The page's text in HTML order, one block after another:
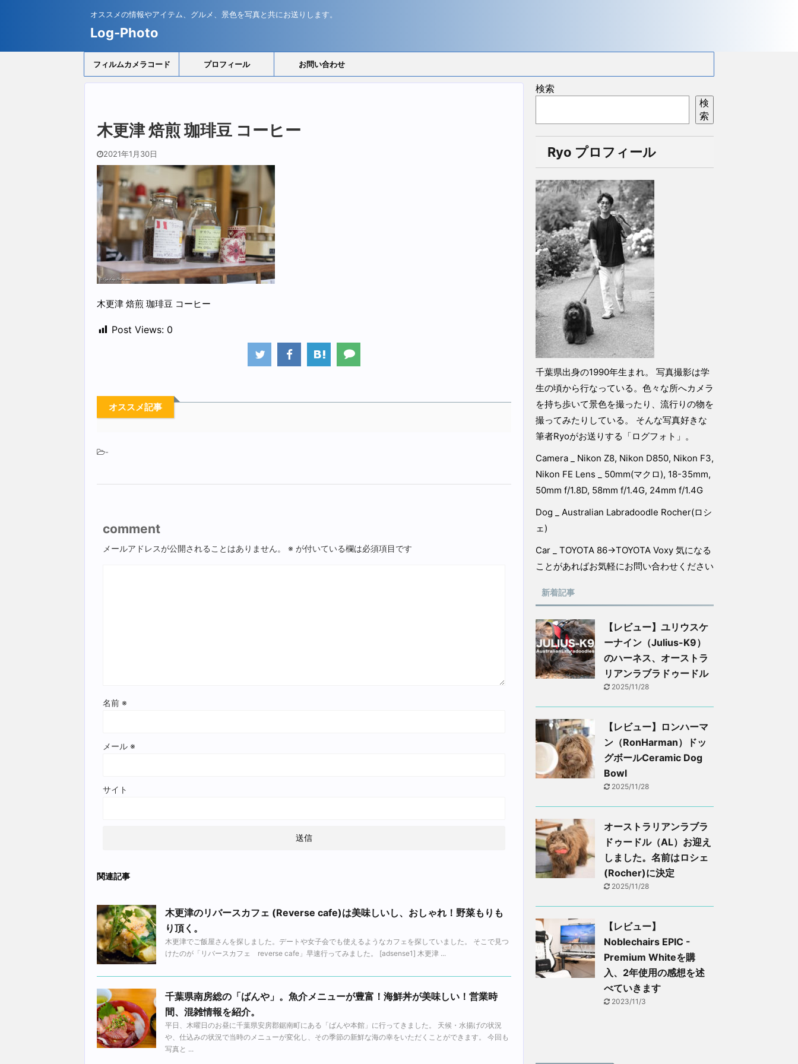
オススメの情報やアイテム、グルメ、景色を写真と共にお送りします。
Log-Photo
フィルムカメラコード プロフィール お問い合わせ
木更津 焙煎 珈琲豆 コーヒー
2021年1月30日
木更津 焙煎 珈琲豆 コーヒー
Post Views: 0
オススメ記事
-
comment
メールアドレスが公開されることはありません。 ※ が付いている欄は必須項目です
名前 ※
メール ※
サイト
関連記事
木更津のリバースカフェ (Reverse cafe)は美味しいし、おしゃれ！野菜もりも
り頂く。
木更津でご飯屋さんを探しました。デートや女子会でも使えるようなカフェを探していました。 そこで見つ
けたのが「リバースカフェ reverse cafe」早速行ってみました。 [adsense1] 木更津 ...
千葉県南房総の「ばんや」。魚介メニューが豊富！海鮮丼が美味しい！営業時
間、混雑情報を紹介。
平日、木曜日のお昼に千葉県安房郡鋸南町にある「ばんや本館」に行ってきました。 天候・水揚げの状況
や、仕込みの状況で当時のメニューが変化し、その季節の新鮮な海の幸をいただくことができます。 今回も
写真と ...
検索
検
索
Ryo プロフィール
千葉県出身の1990年生まれ。 写真撮影は学
生の頃から行なっている。色々な所へカメラ
を持ち歩いて景色を撮ったり、流行りの物を
撮ってみたりしている。 そんな写真好きな
筆者Ryoがお送りする「ログフォト」。
Camera _ Nikon Z8, Nikon D850, Nikon F3,
Nikon FE Lens _ 50mm(マクロ), 18-35mm,
50mm f/1.8D, 58mm f/1.4G, 24mm f/1.4G
Dog _ Australian Labradoodle Rocher(ロシ
ェ)
Car _ TOYOTA 86→TOYOTA Voxy 気になる
ことがあればお気軽にお問い合わせください
新着記事
【レビュー】ユリウスケ
ーナイン（Julius-K9）
のハーネス、オーストラ
リアンラブラドゥードル
2025/11/28
【レビュー】ロンハーマ
ン（RonHarman）ドッ
グボールCeramic Dog
Bowl
2025/11/28
オーストラリアンラブラ
ドゥードル（AL）お迎え
しました。名前はロシェ
(Rocher)に決定
2025/11/28
【レビュー】
Noblechairs EPIC -
Premium Whiteを購
入、2年使用の感想を述
べていきます
2023/11/3